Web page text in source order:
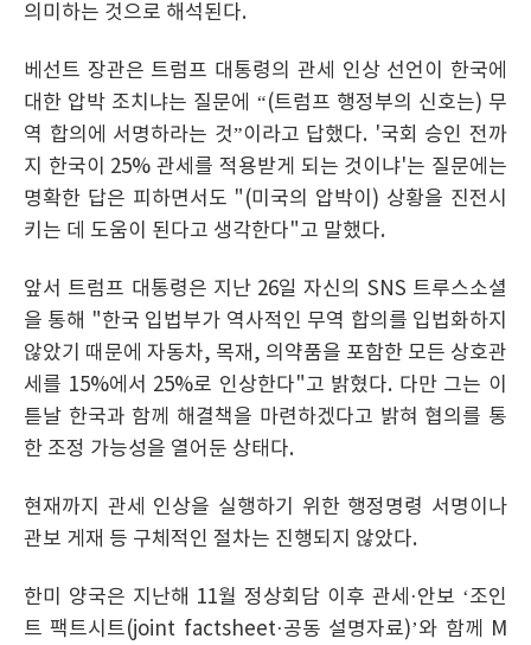
의미하는 것으로 해석된다.
베선트 장관은 트럼프 대통령의 관세 인상 선언이 한국에
대한 압박 조치냐는 질문에 “(트럼프 행정부의 신호는) 무
역 합의에 서명하라는 것”이라고 답했다. '국회 승인 전까
지 한국이 25% 관세를 적용받게 되는 것이냐'는 질문에는
명확한 답은 피하면서도 "(미국의 압박이) 상황을 진전시
키는 데 도움이 된다고 생각한다"고 말했다.
앞서 트럼프 대통령은 지난 26일 자신의 SNS 트루스소셜
을 통해 "한국 입법부가 역사적인 무역 합의를 입법화하지
않았기 때문에 자동차, 목재, 의약품을 포함한 모든 상호관
세를 15%에서 25%로 인상한다"고 밝혔다. 다만 그는 이
튿날 한국과 함께 해결책을 마련하겠다고 밝혀 협의를 통
한 조정 가능성을 열어둔 상태다.
현재까지 관세 인상을 실행하기 위한 행정명령 서명이나
관보 게재 등 구체적인 절차는 진행되지 않았다.
한미 양국은 지난해 11월 정상회담 이후 관세·안보 ‘조인
트 팩트시트(joint factsheet·공동 설명자료)’와 함께 M